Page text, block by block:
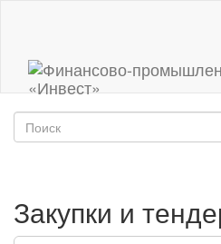
Закупки и